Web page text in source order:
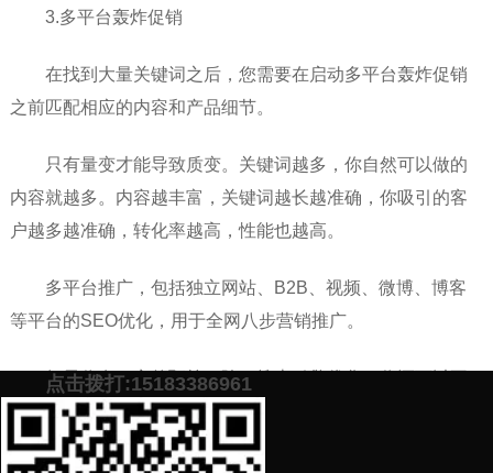
3.多平台轰炸促销
在找到大量关键词之后，您需要在启动多平台轰炸促销
之前匹配相应的内容和产品细节。
只有量变才能导致质变。关键词越多，你自然可以做的
内容就越多。内容越丰富，关键词越长越准确，你吸引的客
户越多越准确，转化率越高，性能也越高。
多平台推广，包括独立网站、B2B、视频、微博、博客
等平台的SEO优化，用于全网八步营销推广。
如果你有一定的预算，除了搜索引擎优化，你还可以不
断扩大效果，如站的布局，扫描电镜招标，信息流和其他平
台都可以参与。
点击拨打:15183386961